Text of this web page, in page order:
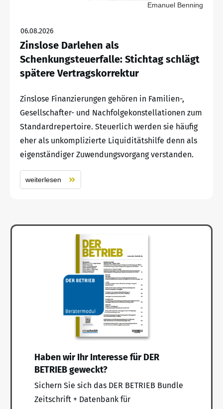
Emanuel Benning
06.08.2026
Zinslose Darlehen als
Schenkungsteuerfalle: Stichtag schlägt
spätere Vertragskorrektur
Zinslose Finanzierungen gehören in Familien-,
Gesellschafter- und Nachfolgekonstellationen zum
Standardrepertoire. Steuerlich werden sie häufig
eher als unkomplizierte Liquiditätshilfe denn als
eigenständiger Zuwendungsvorgang verstanden.
weiterlesen
Haben wir Ihr Interesse für DER
BETRIEB geweckt?
Sichern Sie sich das DER BETRIEB Bundle
Zeitschrift + Datenbank für